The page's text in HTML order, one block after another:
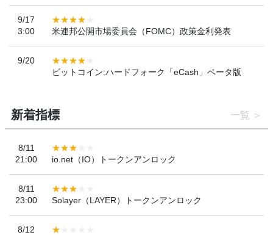
9/17
3:00
米連邦公開市場委員会（FOMC）政策金利発表
9/20
ビットコイン:ハードフォーク「eCash」ベータ版
新着指標 一覧
8/11
21:00
io.net（IO）トークンアンロック
8/11
23:00
Solayer（LAYER）トークンアンロック
8/12